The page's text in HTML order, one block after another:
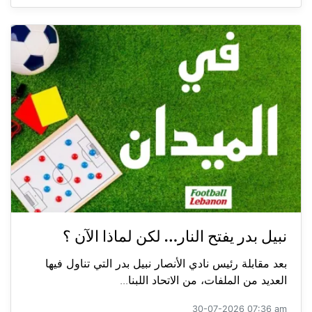
نبيل بدر يفتح النار… لكن لماذا الآن ؟
بعد مقابلة رئيس نادي الأنصار نبيل بدر التي تناول فيها
العديد من الملفات، من الاتحاد اللبنا...
30-07-2026 07:36 am